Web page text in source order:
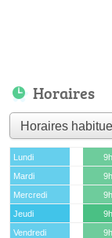
Horaires
Lundi
Mardi
Mercredi
Jeudi
Vendredi